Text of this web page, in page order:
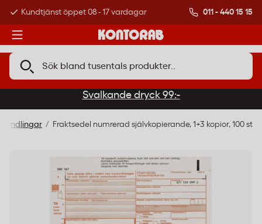
Kundtjänst öppet 08 - 17 vardagar Över 500 000
011 - 440 15 15
Svalkande dryck 99:-
Fraktsedel numrerad självkopierande, 1+3 kopior, 100 st